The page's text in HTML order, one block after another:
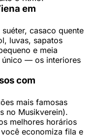
em
casaco quente
luvas, sapatos
e meia
único — os interiores
com
mais famosas
no Musikverein).
melhores horários
economiza fila e